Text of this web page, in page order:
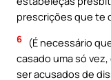
prescrições que te
6
(É necessário
casado uma só
ser acusados de